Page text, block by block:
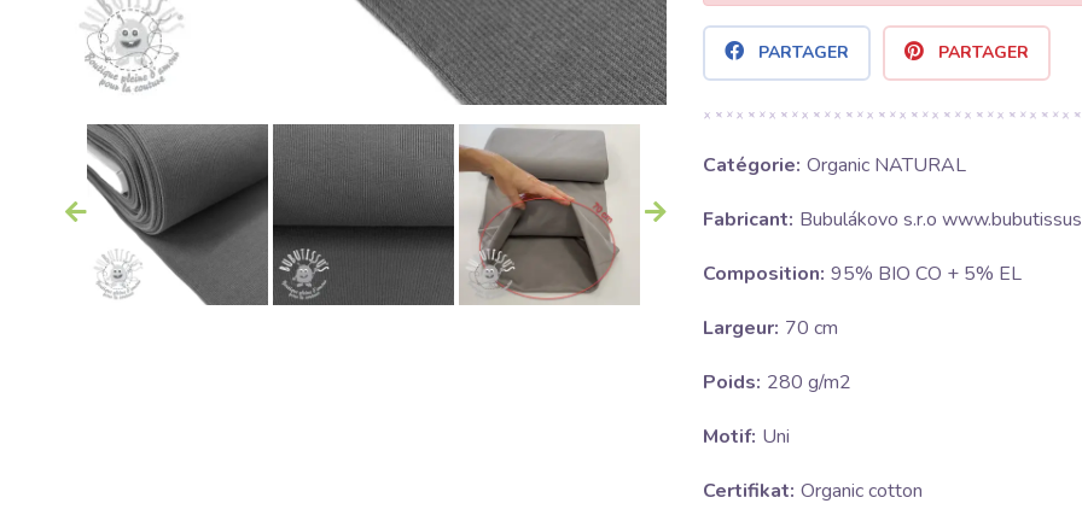
PARTAGER PARTAGER
Catégorie: Organic NATURAL
Fabricant: Bubulákovo s.r.o
Composition: 95% BIO CO + 5% EL
Largeur: 70 cm
Poids: 280 g/m2
Motif: Uni
Certifikat: Organic cotton